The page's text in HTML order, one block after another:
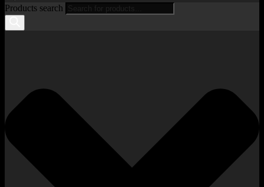
Products search